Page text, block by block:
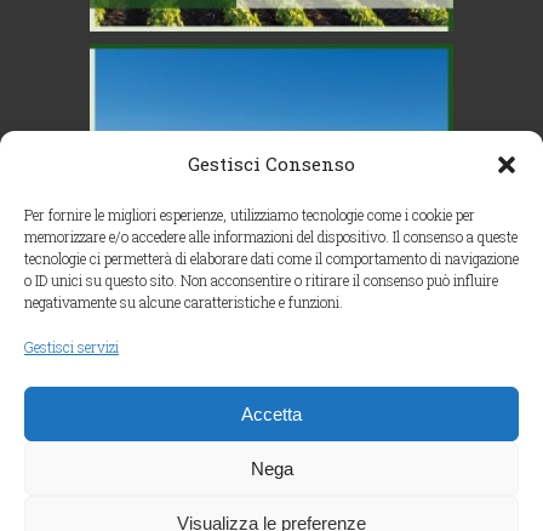
Gestisci Consenso
Per fornire le migliori esperienze, utilizziamo tecnologie come i cookie per
memorizzare e/o accedere alle informazioni del dispositivo. Il consenso a queste
tecnologie ci permetterà di elaborare dati come il comportamento di navigazione
o ID unici su questo sito. Non acconsentire o ritirare il consenso può influire
negativamente su alcune caratteristiche e funzioni.
Gestisci servizi
Accetta
Nega
Visualizza le preferenze
Segui su Instagram